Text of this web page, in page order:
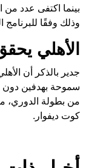
بينما اكتفى عدد من
وذلك وفقًا للبرنامج
الأهلي
جدير بالذكر أن
سموحة بهدفين دون
من بطولة الدوري،
كوت ديفوار.